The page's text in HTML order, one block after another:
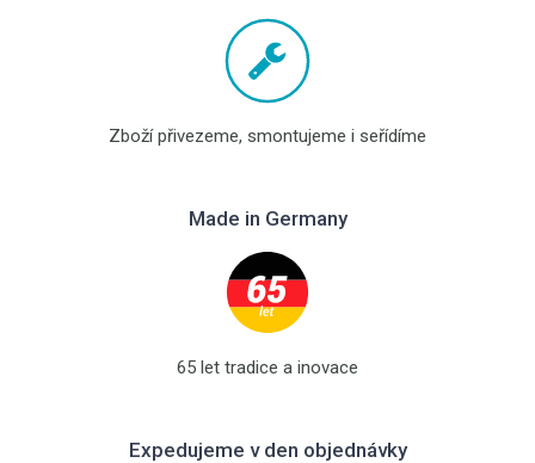
Zboží přivezeme, smontujeme i seřídíme
Made in Germany
65 let tradice a inovace
Expedujeme v den objednávky